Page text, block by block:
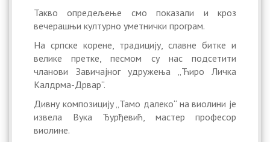
Такво опредељење смо показали и кроз
вечерашњи културно уметнички програм.
На српске корене, традицију, славне битке и
велике претке, песмом су нас подсетити
чланови Завичајног удружења „Ћиро Личка
Калдрма-Дрвар“.
Дивну композицију „Тамо далеко“ на виолини је
извела Вука Ђурђевић, мастер професор
виолине.